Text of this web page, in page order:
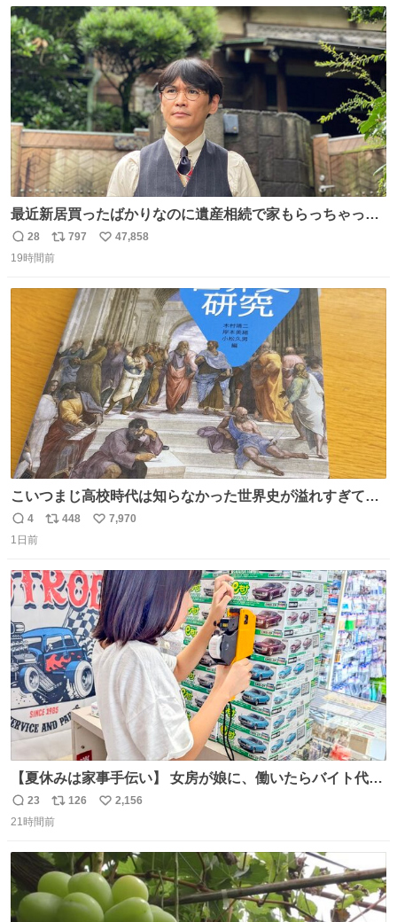
ト
数
数
最近新居買ったばかりなのに遺産相続で家もらっちゃった
長男
返
信
28
リ
ポ
数
797
い
数
47,858
19時間前
こいつまじ高校時代は知らなかった世界史が溢れすぎてて
𝑩𝑰𝑮 𝑳𝑶𝑽𝑬＿＿
返
信
4
リ
ト
数
448
い
数
7,970
1日前
【夏休みは家事手伝い】 女房が娘に、働いたらバイト代も
らえば？と言ったら、娘は、いらない、と言って黙々と働
いてくれました。 あとでソフトクリーム買ってやろうと思
返
信
23
リ
ポ
ト
数
126
い
数
2,156
21時間前